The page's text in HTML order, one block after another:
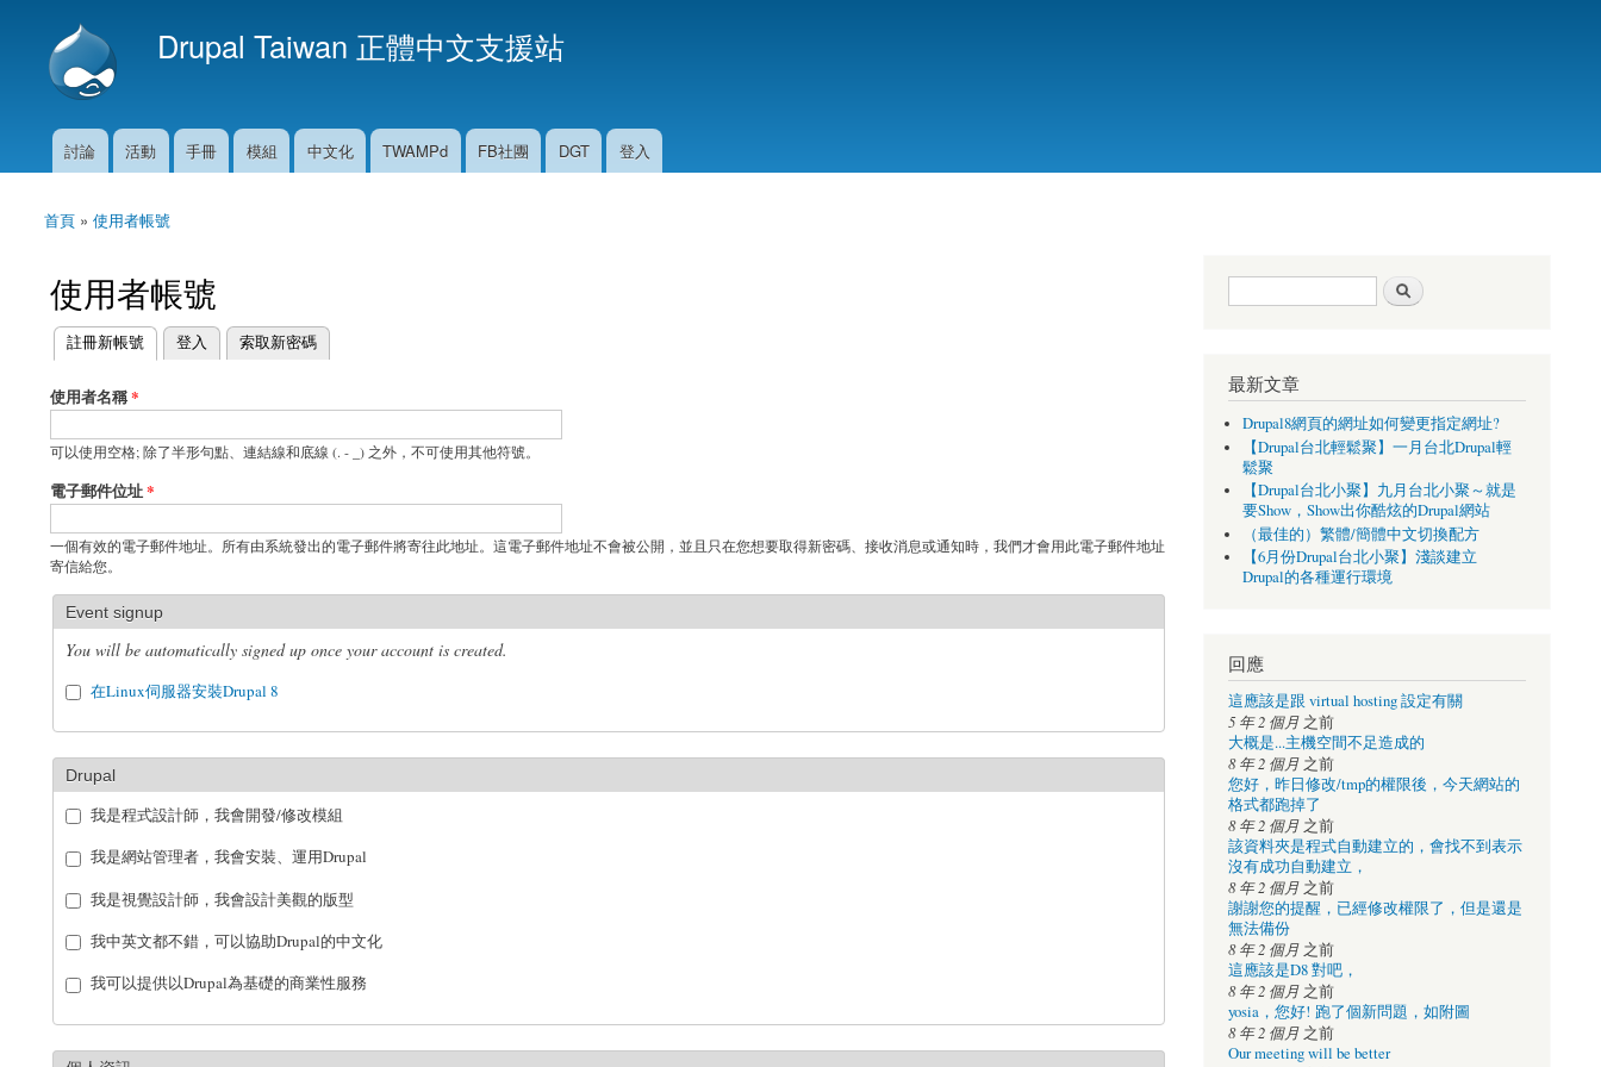
Drupal Taiwan 正體中文支援站
主選單
討論 活動 手冊 模組 中文化 TWAMPd FB社團 DGT 登入
您在這裡
首頁 » 使用者帳號
使用者帳號
主要索引標籤
註冊新帳號
(作用中頁籤) 登入 索取新密碼
使用者名稱*
可以使用空格; 除了半形句點、連結線和底線 (. - _) 之外，不可使用其他符號。
電子郵件位址*
一個有效的電子郵件地址。所有由系統發出的電子郵件將寄往此地址。這電子郵件地址不會被公開，並且只在您想要取得新密碼、接收消息或通知時，我們才會用此電子郵件地址
寄信給您。
Event signup
You will be automatically signed up once your account is created.
在Linux伺服器安裝Drupal 8
Drupal
我是程式設計師，我會開發/修改模組
我是網站管理者，我會安裝、運用Drupal
我是視覺設計師，我會設計美觀的版型
我中英文都不錯，可以協助Drupal的中文化
我可以提供以Drupal為基礎的商業性服務
搜尋表單
最新文章
Drupal8網頁的網址如何變更指定網址?
【Drupal台北輕鬆聚】一月台北Drupal輕
鬆聚
【Drupal台北小聚】九月台北小聚～就是
要Show，Show出你酷炫的Drupal網站
（最佳的）繁體/簡體中文切換配方
【6月份Drupal台北小聚】淺談建立
Drupal的各種運行環境
回應
這應該是跟 virtual hosting 設定有關
5 年 2 個月之前
大概是...主機空間不足造成的
8 年 2 個月之前
您好，昨日修改/tmp的權限後，今天網站的
格式都跑掉了
8 年 2 個月之前
該資料夾是程式自動建立的，會找不到表示
沒有成功自動建立，
8 年 2 個月之前
謝謝您的提醒，已經修改權限了，但是還是
無法備份
8 年 2 個月之前
這應該是D8 對吧，
8 年 2 個月之前
yosia，您好! 跑了個新問題，如附圖
8 年 2 個月之前
Our meeting will be better